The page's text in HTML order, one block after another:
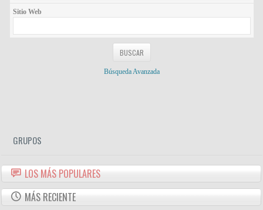
Sitio Web
Búsqueda Avanzada
GRUPOS
LOS MÁS POPULARES
MÁS RECIENTE